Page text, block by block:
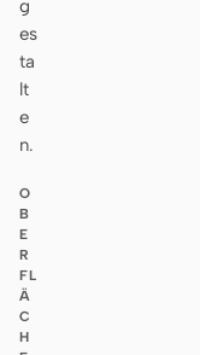
g
es
ta
lt
e
n.
O
B
E
R
FL
Ä
C
H